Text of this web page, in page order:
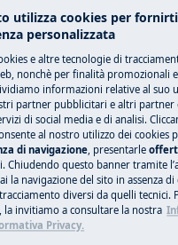
da caffè integrata
di utilizzare un
macchine per caffè
la manopola sul
il grado di
antiorario verso "1".
il pulsantesolo
è in funzione.
utilizza cookies per fornirti
personalizzata
e altre tecnologie di
nonchè per finalità promozionali
informazioni relative al suo
partner pubblicitari e altri partner
di social media e di analisi.
al nostro utilizzo dei cookies
di navigazione, presentarle
Chiudendo questo banner tramite
la navigazione del sito in assenza
diversi da quelli tecnici.
la invitiamo a consultare la nostra
Privacy.